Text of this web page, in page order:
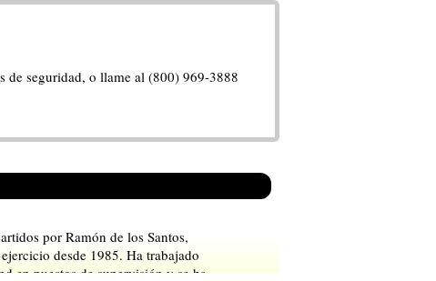
de seguridad, o llame al (800) 969-3888
por Ramón de los Santos,
desde 1985. Ha trabajado
en puestos de supervisión y se ha